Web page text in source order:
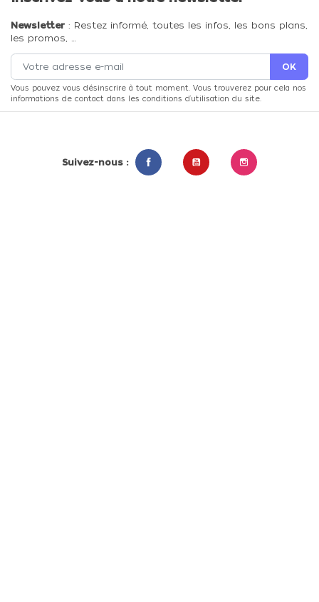
Newsletter : Restez informé, toutes les infos, les bons plans,
les promos, …
Vous pouvez vous désinscrire à tout moment. Vous trouverez pour cela nos
informations de contact dans les conditions d'utilisation du site.
Suivez-nous :
FacebookYouTubeInstagram